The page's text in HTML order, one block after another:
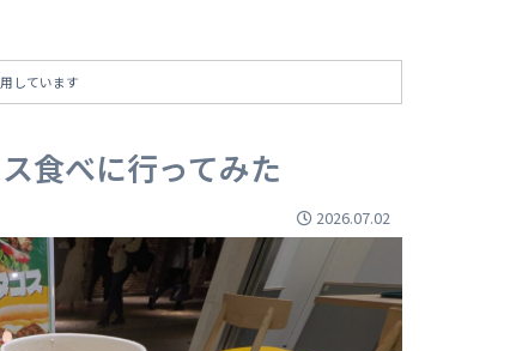
しています
食べに行ってみた
2026.07.02